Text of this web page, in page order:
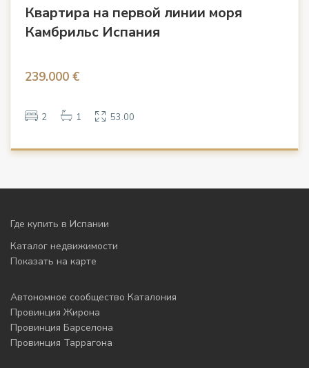
Квартира на первой линии моря
Камбрильс Испания
239.000 €
2 1 53.00
Где купить в Испании
Каталог недвижимости
Показать на карте
Автономное сообщество Каталония
Провинция Жирона
Провинция Барселона
Провинция Таррагона